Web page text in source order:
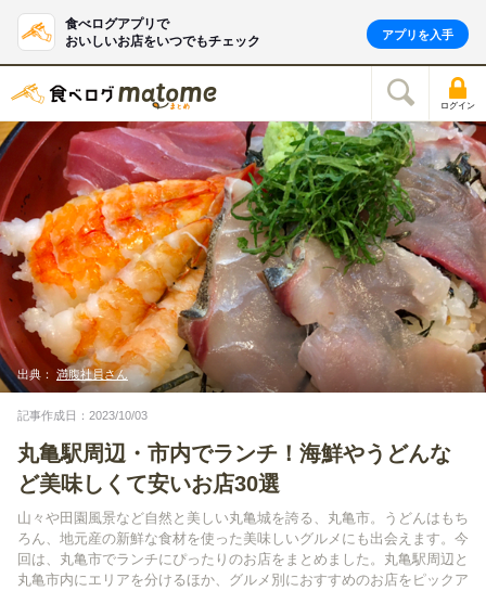
食べログアプリで
おいしいお店をいつでもチェック
アプリを入手
ログイン
出典： 満腹社員さん
記事作成日：2023/10/03
丸亀駅周辺・市内でランチ！海鮮やうどんな
ど美味しくて安いお店30選
山々や田園風景など自然と美しい丸亀城を誇る、丸亀市。うどんはもち
ろん、地元産の新鮮な食材を使った美味しいグルメにも出会えます。今
回は、丸亀市でランチにぴったりのお店をまとめました。丸亀駅周辺と
丸亀市内にエリアを分けるほか、グルメ別におすすめのお店をピックア